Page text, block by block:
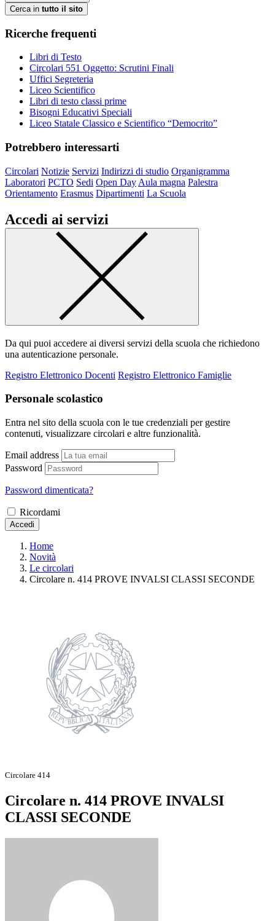
Cerca in tutto il sito
Ricerche frequenti
Libri di Testo
Circolari 551 Oggetto: Scrutini Finali
Uffici Segreteria
Liceo Scientifico
Libri di testo classi prime
Bisogni Educativi Speciali
Liceo Statale Classico e Scientifico “Democrito”
Potrebbero interessarti
Circolari Notizie Servizi Indirizzi di studio Organigramma
Laboratori PCTO Sedi Open Day Aula magna Palestra
Orientamento Erasmus Dipartimenti La Scuola
Accedi ai servizi
Da qui puoi accedere ai diversi servizi della scuola che richiedono
una autenticazione personale.
Registro Elettronico Docenti Registro Elettronico Famiglie
Personale scolastico
Entra nel sito della scuola con le tue credenziali per gestire
contenuti, visualizzare circolari e altre funzionalità.
Email address
Password
Password dimenticata?
Ricordami
Accedi
Home
Novità
Le circolari
Circolare n. 414 PROVE INVALSI CLASSI SECONDE
Circolare 414
Circolare n. 414 PROVE INVALSI
CLASSI SECONDE